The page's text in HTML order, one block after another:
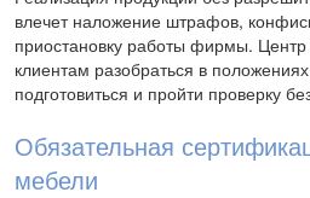
влечет наложение штрафов,
приостановку работы фирмы.
клиентам разобраться в
подготовиться и пройти проверку
Обязательная
мебели